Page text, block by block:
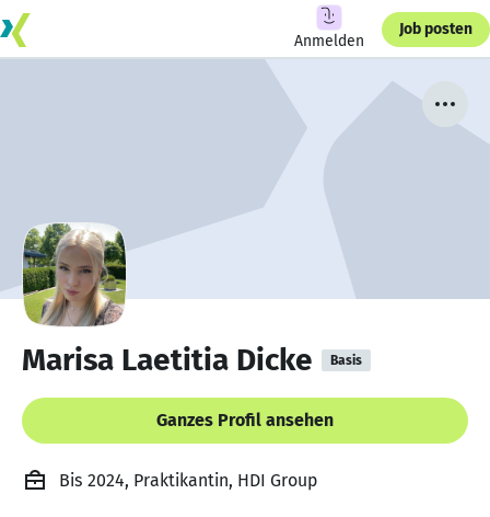
Anmelden
Job posten
Marisa Laetitia Dicke Basis
Ganzes Profil ansehen
Bis 2024, Praktikantin, HDI Group